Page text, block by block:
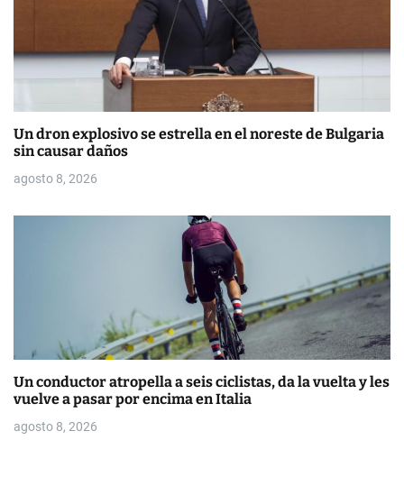
Un dron explosivo se estrella en el noreste de Bulgaria
sin causar daños
agosto 8, 2026
Un conductor atropella a seis ciclistas, da la vuelta y les
vuelve a pasar por encima en Italia
agosto 8, 2026